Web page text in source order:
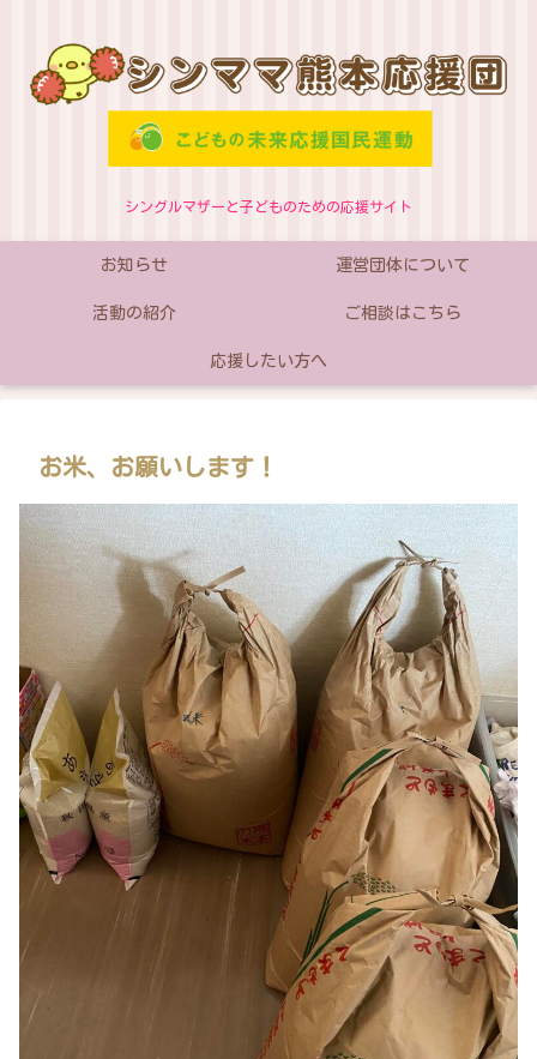
シングルマザーと子どものための応援サイト
お知らせ 運営団体について
活動の紹介 ご相談はこちら
応援したい方へ
お米、お願いします！